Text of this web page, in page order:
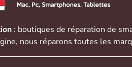
: boutiques de réparation de
nous réparons toutes les